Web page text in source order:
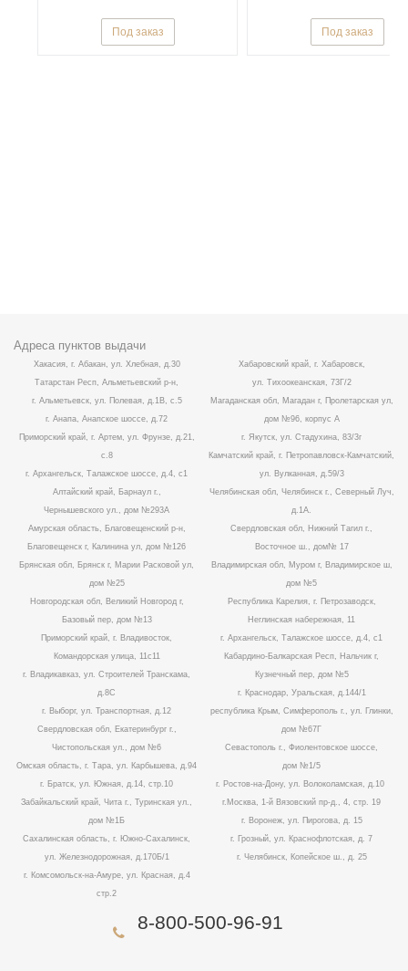
Под заказ Под заказ
Адреса пунктов выдачи
Хакасия, г. Абакан, ул. Хлебная, д.30
Татарстан Респ, Альметьевский р-н,
г. Альметьевск, ул. Полевая, д.1В, с.5
г. Анапа, Анапское шоссе, д.72
Приморский край, г. Артем, ул. Фрунзе, д.21,
с.8
г. Архангельск, Талажское шоссе, д.4, с1
Алтайский край, Барнаул г.,
Чернышевского ул., дом №293А
Амурская область, Благовещенский р-н,
Благовещенск г, Калинина ул, дом №126
Брянская обл, Брянск г, Марии Расковой ул,
дом №25
Новгородская обл, Великий Новгород г,
Базовый пер, дом №13
Приморский край, г. Владивосток,
Командорская улица, 11с11
г. Владикавказ, ул. Строителей Транскама,
д.8С
г. Выборг, ул. Транспортная, д.12
Свердловская обл, Екатеринбург г.,
Чистопольская ул., дом №6
Омская область, г. Тара, ул. Карбышева, д.94
г. Братск, ул. Южная, д.14, стр.10
Забайкальский край, Чита г., Туринская ул.,
дом №1Б
Сахалинская область, г. Южно-Сахалинск,
ул. Железнодорожная, д.170Б/1
г. Комсомольск-на-Амуре, ул. Красная, д.4
стр.2
Хабаровский край, г. Хабаровск,
ул. Тихоокеанская, 73Г/2
Магаданская обл, Магадан г, Пролетарская ул,
дом №96, корпус А
г. Якутск, ул. Стадухина, 83/3г
Камчатский край, г. Петропавловск-Камчатский,
ул. Вулканная, д.59/3
Челябинская обл, Челябинск г., Северный Луч,
д.1А.
Свердловская обл, Нижний Тагил г.,
Восточное ш., дом№ 17
Владимирская обл, Муром г, Владимирское ш,
дом №5
Республика Карелия, г. Петрозаводск,
Неглинская набережная, 11
г. Архангельск, Талажское шоссе, д.4, с1
Кабардино-Балкарская Респ, Нальчик г,
Кузнечный пер, дом №5
г. Краснодар, Уральская, д.144/1
республика Крым, Симферополь г., ул. Глинки,
дом №67Г
Севастополь г., Фиолентовское шоссе,
дом №1/5
г. Ростов-на-Дону, ул. Волоколамская, д.10
г.Москва, 1-й Вязовский пр-д., 4, стр. 19
г. Воронеж, ул. Пирогова, д. 15
г. Грозный, ул. Краснофлотская, д. 7
г. Челябинск, Копейское ш., д. 25
8-800-500-96-91